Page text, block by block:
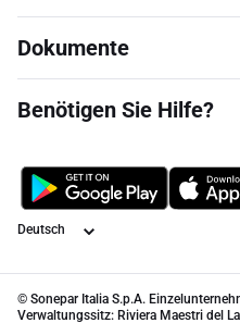
Dokumente
Benötigen Sie Hilfe?
Sprache
© Sonepar Italia S.p.A.
Verwaltungssitz: Riviera Maestri del